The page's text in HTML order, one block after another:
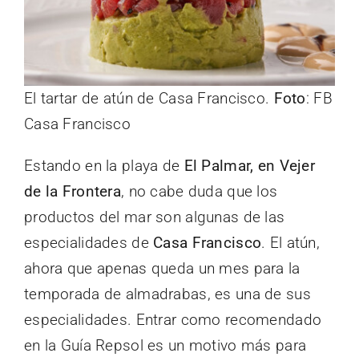
El tartar de atún de Casa Francisco. Foto: FB
Casa Francisco
Estando en la playa de El Palmar, en Vejer
de la Frontera, no cabe duda que los
productos del mar son algunas de las
especialidades de Casa Francisco. El atún,
ahora que apenas queda un mes para la
temporada de almadrabas, es una de sus
especialidades. Entrar como recomendado
en la Guía Repsol es un motivo más para